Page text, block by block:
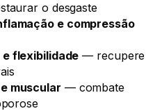
o desgaste
e compressão
e flexibilidade — recupere
muscular — combate